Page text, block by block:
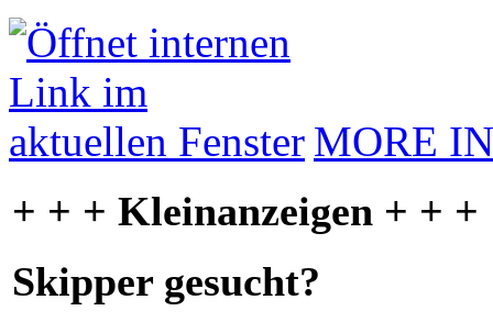
MORE
+ + + Kleinanzeigen + + +
Skipper gesucht?